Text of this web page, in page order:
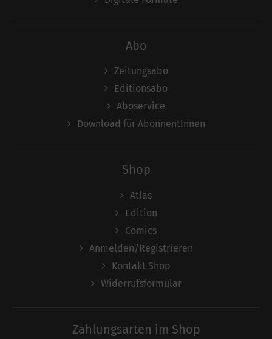
Abo
Zeitungsabo
Editionsabo
Aboservice
Download für AbonnentInnen
Shop
Atlas
Edition
Comics
Anmelden/Registrieren
Kontakt Shop
Widerrufsformular
Zahlungsarten im Shop